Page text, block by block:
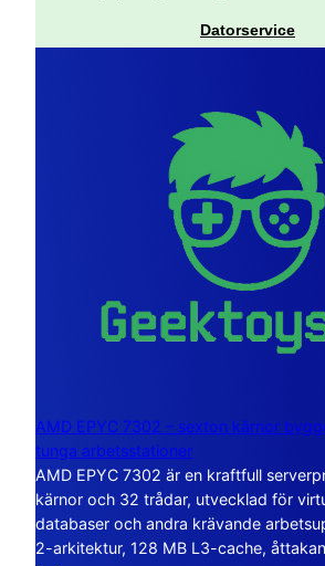
Datorservice
AMD EPYC 7302 – sexton kärnor
tunga arbetsstationer
AMD EPYC 7302 är en kraftfull
kärnor och 32 trådar, utvecklad för
databaser och andra krävande
2-arkitektur, 128 MB L3-cache,